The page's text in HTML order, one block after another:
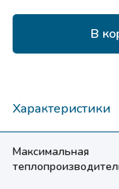
В
Характеристики
Максимальная